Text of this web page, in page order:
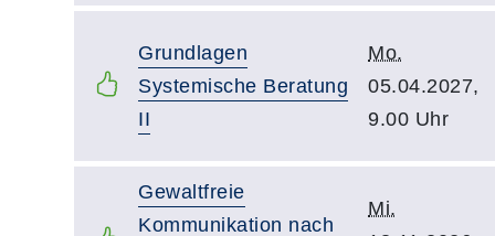
Grundlagen
Systemische Beratung
II
Mo.
05.04.2027,
9.00 Uhr
Gewaltfreie
Kommunikation nach
Mi.